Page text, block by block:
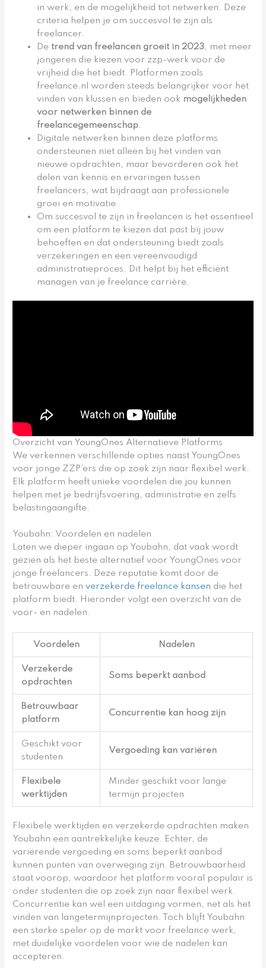
in werk, en de mogelijkheid tot netwerken. Deze
criteria helpen je om succesvol te zijn als
freelancer.
De trend van freelancen groeit in 2023, met meer
jongeren die kiezen voor zzp-werk voor de
vrijheid die het biedt. Platformen zoals
freelance.nl worden steeds belangrijker voor het
vinden van klussen en bieden ook mogelijkheden
voor netwerken binnen de
freelancegemeenschap.
Digitale netwerken binnen deze platforms
ondersteunen niet alleen bij het vinden van
nieuwe opdrachten, maar bevorderen ook het
delen van kennis en ervaringen tussen
freelancers, wat bijdraagt aan professionele
groei en motivatie.
Om succesvol te zijn in freelancen is het essentieel
om een platform te kiezen dat past bij jouw
behoeften en dat ondersteuning biedt zoals
verzekeringen en een vereenvoudigd
administratieproces. Dit helpt bij het efficiënt
managen van je freelance carrière.
Overzicht van YoungOnes Alternatieve Platforms
We verkennen verschillende opties naast YoungOnes
voor jonge ZZP’ers die op zoek zijn naar flexibel werk.
Elk platform heeft unieke voordelen die jou kunnen
helpen met je bedrijfsvoering, administratie en zelfs
belastingaangifte.
Youbahn: Voordelen en nadelen
Laten we dieper ingaan op Youbahn, dat vaak wordt
gezien als het beste alternatief voor YoungOnes voor
jonge freelancers. Deze reputatie komt door de
betrouwbare enverzekerde freelance kansen die het
platform biedt. Hieronder volgt een overzicht van de
voor- en nadelen.
Voordelen Nadelen
Verzekerde
opdrachten
Soms beperkt aanbod
Betrouwbaar
platform
Concurrentie kan hoog zijn
Geschikt voor
studenten
Vergoeding kan variëren
Flexibele
werktijden
Minder geschikt voor lange
termijn projecten
Flexibele werktijden en verzekerde opdrachten maken
Youbahn een aantrekkelijke keuze. Echter, de
variërende vergoeding en soms beperkt aanbod
kunnen punten van overweging zijn. Betrouwbaarheid
staat voorop, waardoor het platform vooral populair is
onder studenten die op zoek zijn naar flexibel werk.
Concurrentie kan wel een uitdaging vormen, net als het
vinden van langetermijnprojecten. Toch blijft Youbahn
een sterke speler op de markt voor freelance werk,
met duidelijke voordelen voor wie de nadelen kan
accepteren.